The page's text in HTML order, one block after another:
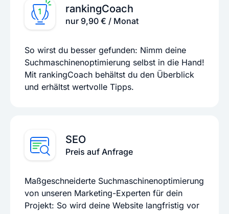
rankingCoach
nur 9,90 € / Monat
So wirst du besser gefunden: Nimm deine
Suchmaschinenoptimierung selbst in die Hand!
Mit rankingCoach behältst du den Überblick
und erhältst wertvolle Tipps.
SEO
Preis auf Anfrage
Maßgeschneiderte Suchmaschinenoptimierung
von unseren Marketing-Experten für dein
Projekt: So wird deine Website langfristig vor